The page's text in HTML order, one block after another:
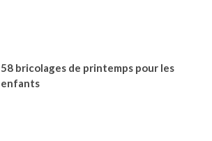
58 bricolages de printemps pour les
enfants